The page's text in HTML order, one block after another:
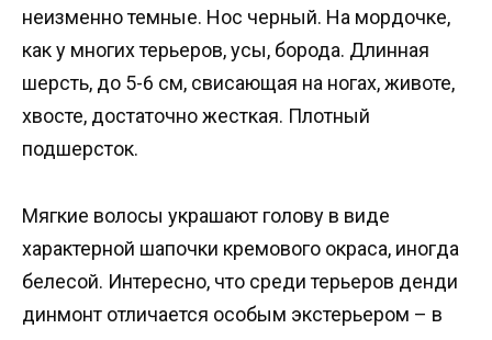
неизменно темные. Нос черный. На мордочке,
как у многих терьеров, усы, борода. Длинная
шерсть, до 5-6 см, свисающая на ногах, животе,
хвосте, достаточно жесткая. Плотный
подшерсток.
Мягкие волосы украшают голову в виде
характерной шапочки кремового окраса, иногда
белесой. Интересно, что среди терьеров денди
динмонт отличается особым экстерьером – в